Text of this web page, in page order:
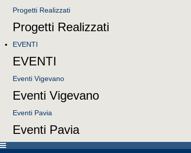
Progetti Realizzati
Progetti Realizzati
EVENTI
EVENTI
Eventi Vigevano
Eventi Vigevano
Eventi Pavia
Eventi Pavia